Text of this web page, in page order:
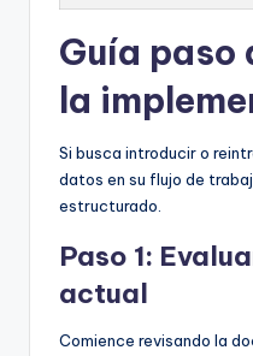
Guía paso
la
Si busca introducir o
datos en su flujo de
estructurado.
Paso 1:
actual
Comience revisando la